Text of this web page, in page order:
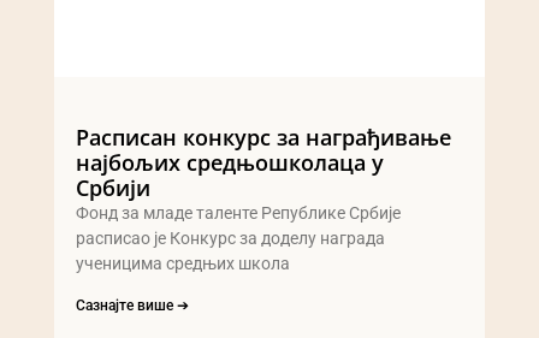
Расписан конкурс за награђивање
најбољих средњошколаца у
Србији
Фонд за младе таленте Републике Србије
расписао је Конкурс за доделу награда
ученицима средњих школа
Сазнајте више ➔